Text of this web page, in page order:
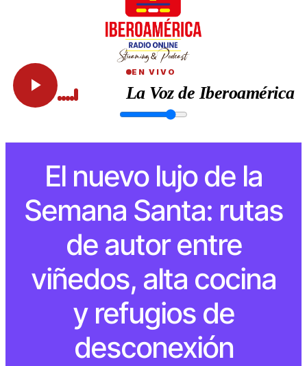
EN VIVO
La Voz de Iberoamérica
El nuevo lujo de la
Semana Santa: rutas
de autor entre
viñedos, alta cocina
y refugios de
desconexión